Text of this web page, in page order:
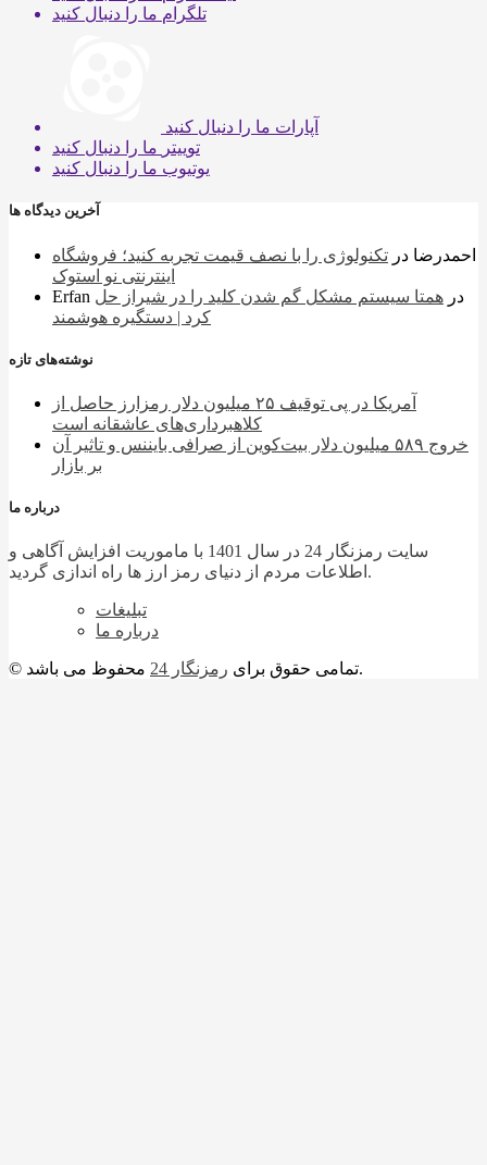
تلگرام ما را دنبال کنید
آپارات ما را دنبال کنید
توییتر ما را دنبال کنید
یوتیوب ما را دنبال کنید
آخرین دیدگاه ها
احمدرضا در تکنولوژی را با نصف قیمت تجربه کنید؛ فروشگاه
اینترنتی نو استوک
Erfan
در همتا سیستم مشکل گم شدن کلید را در شیراز حل
کرد | دستگیره هوشمند
نوشته‌های تازه
آمریکا در پی توقیف ۲۵ میلیون دلار رمزارز حاصل از
کلاهبرداری‌های عاشقانه است
خروج ۵۸۹ میلیون دلار بیت‌کوین از صرافی بایننس و تاثیر آن
بر بازار
درباره ما
سایت رمزنگار 24 در سال 1401 با ماموریت افزایش آگاهی و
اطلاعات مردم از دنیای رمز ارز ها راه اندازی گردید.
تبلیغات
درباره ما
© تمامی حقوق برای رمزنگار 24 محفوظ می باشد.